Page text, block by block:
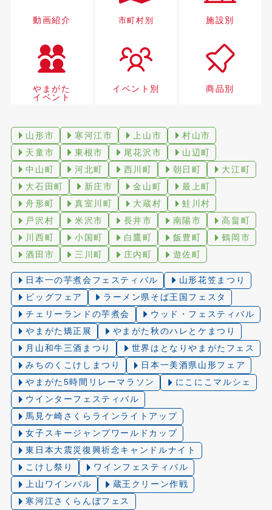
動画紹介 市町村別 施設別
やまがた
イベント
イベント別 商品別
山形市 寒河江市 上山市
村山市
天童市
東根市 尾花沢市
山辺町
中山町
河北町 西川町 朝日町
大江町
大石田町
新庄市 金山町
最上町
舟形町
真室川町 大蔵村
鮭川村
戸沢村
米沢市 長井市 南陽市
高畠町
川西町
小国町 白鷹町 飯豊町
鶴岡市
酒田市
三川町 庄内町 遊佐町
日本一の芋煮会フェスティバル
山形花笠まつり
ビッグフェア
ラーメン県そば王国フェスタ
チェリーランドの芋煮会
ウッド・フェスティバル
やまがた矯正展
やまがた秋のハレとケまつり
月山和牛三酒まつり
世界はとなりやまがたフェス
みちのくこけしまつり
日本一美酒県山形フェア
やまがた5時間リレーマラソン
にこにこマルシェ
ウインターフェスティバル
馬見ケ崎さくらラインライトアップ
女子スキージャンプワールドカップ
東日本大震災復興祈念キャンドルナイト
こけし祭り
ワインフェスティバル
上山ワインバル
蔵王クリーン作戦
寒河江さくらんぼフェス